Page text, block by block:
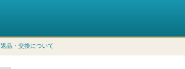
返品・交換について